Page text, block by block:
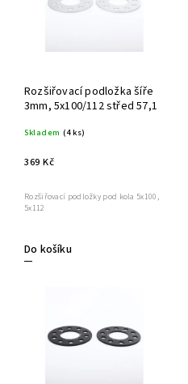
Rozšiřovací podložka šíře
3mm, 5x100/112 střed 57,1
Skladem (4 ks)
369 Kč
Do košíku
Rozšiřovací podložky pod kola 5x100,
5x112